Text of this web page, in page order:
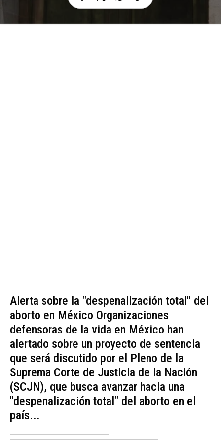
Alerta sobre la "despenalización total" del
aborto en México Organizaciones
defensoras de la vida en México han
alertado sobre un proyecto de sentencia
que será discutido por el Pleno de la
Suprema Corte de Justicia de la Nación
(SCJN), que busca avanzar hacia una
"despenalización total" del aborto en el
país...